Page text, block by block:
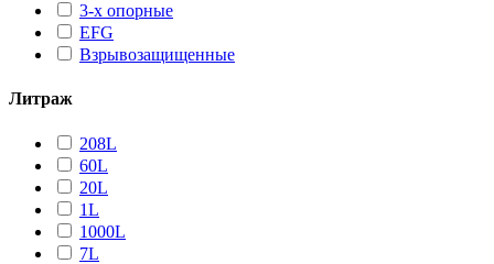
3-х опорные
EFG
Взрывозащищенные
Литраж
208L
60L
20L
1L
1000L
7L